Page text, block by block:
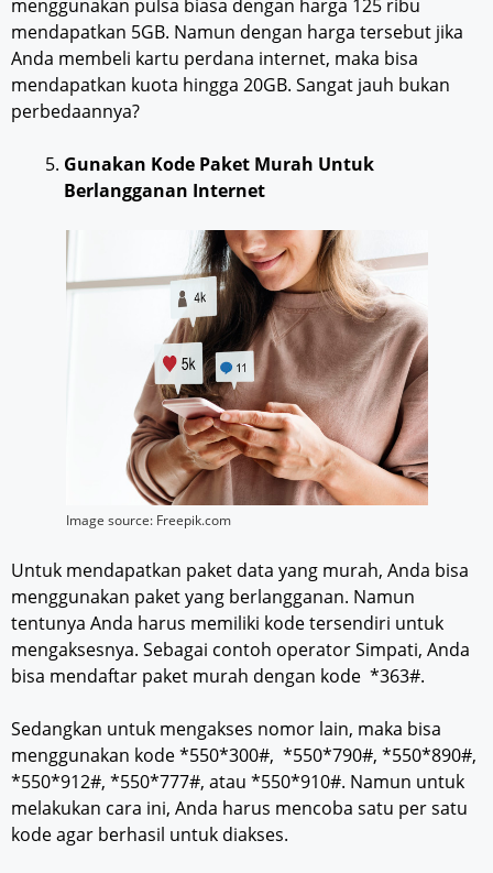
menggunakan pulsa biasa dengan harga 125 ribu
mendapatkan 5GB. Namun dengan harga tersebut jika
Anda membeli kartu perdana internet, maka bisa
mendapatkan kuota hingga 20GB. Sangat jauh bukan
perbedaannya?
Gunakan Kode Paket Murah Untuk
Berlangganan Internet
Image source: Freepik.com
Untuk mendapatkan paket data yang murah, Anda bisa
menggunakan paket yang berlangganan. Namun
tentunya Anda harus memiliki kode tersendiri untuk
mengaksesnya. Sebagai contoh operator Simpati, Anda
bisa mendaftar paket murah dengan kode *363#.
Sedangkan untuk mengakses nomor lain, maka bisa
menggunakan kode *550*300#, *550*790#, *550*890#,
*550*912#, *550*777#, atau *550*910#. Namun untuk
melakukan cara ini, Anda harus mencoba satu per satu
kode agar berhasil untuk diakses.